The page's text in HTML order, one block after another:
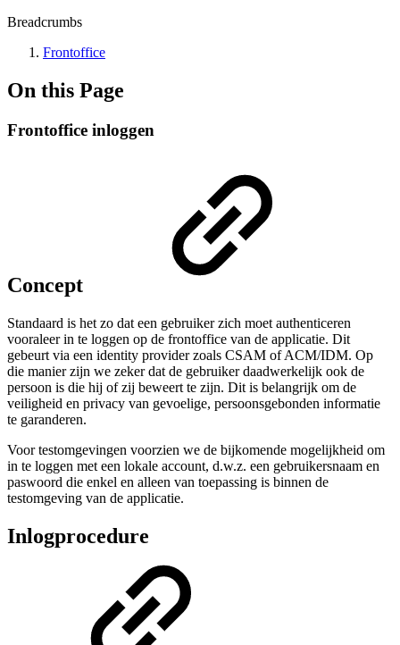
Breadcrumbs
Frontoffice
On this Page
Frontoffice inloggen
Concept
Standaard is het zo dat een gebruiker zich moet authenticeren
vooraleer in te loggen op de frontoffice van de applicatie. Dit
gebeurt via een identity provider zoals CSAM of ACM/IDM. Op
die manier zijn we zeker dat de gebruiker daadwerkelijk ook de
persoon is die hij of zij beweert te zijn. Dit is belangrijk om de
veiligheid en privacy van gevoelige, persoonsgebonden informatie
te garanderen.
Voor testomgevingen voorzien we de bijkomende mogelijkheid om
in te loggen met een lokale account, d.w.z. een gebruikersnaam en
paswoord die enkel en alleen van toepassing is binnen de
testomgeving van de applicatie.
Inlogprocedure